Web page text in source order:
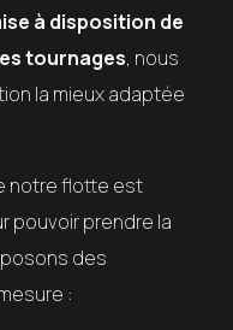
à disposition de
tournages, nous
la mieux adaptée
notre flotte est
pouvoir prendre la
des
: